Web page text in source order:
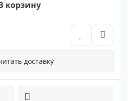
корзину
доставку